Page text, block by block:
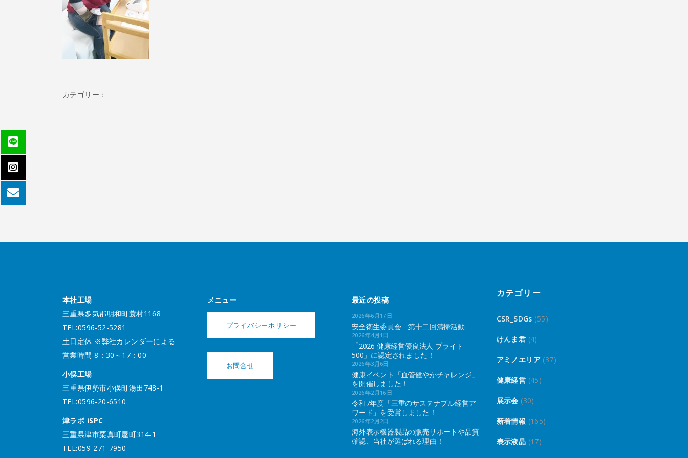
カテゴリー：
本社工場
三重県多気郡明和町蓑村1168
TEL:0596-52-5281
土日定休 ※弊社カレンダーによる
営業時間 8：30～17：00
小俣工場
三重県伊勢市小俣町湯田748-1
TEL:0596-20-6510
津ラボ iSPC
三重県津市栗真町屋町314-1
TEL:059-271-7950
メニュー
プライバシーポリシー
お問合せ
最近の投稿
2026年6月17日
安全衛生委員会 第十二回清掃活動
2026年4月1日
「2026 健康経営優良法人 ブライト
500」に認定されました！
2026年3月6日
健康イベント「血管健やかチャレンジ」
を開催しました！
2026年2月16日
令和7年度「三重のサステナブル経営ア
ワード」を受賞しました！
2026年2月2日
海外表示機器製品の販売サポートや品質
確認、当社が選ばれる理由！
カテゴリー
CSR_SDGs (55)
けんま君 (4)
アミノエリア (37)
健康経営 (45)
展示会 (30)
新着情報 (165)
表示液晶 (17)